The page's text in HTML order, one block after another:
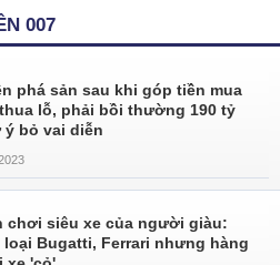
007
phá sản sau khi góp tiền mua
lỗ, phải bồi thường 190 tỷ
bỏ vai diễn
chơi siêu xe của người giàu:
Bugatti, Ferrari nhưng hàng